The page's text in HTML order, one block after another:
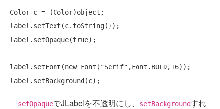
Color c = (Color)object;
label.setText(c.toString());
label.setOpaque(true);
label.setFont(new Font( "Serif" ,Font.BOLD,16));
setOpaqueでJLabelを不透明にし、 setBackgroundすれ